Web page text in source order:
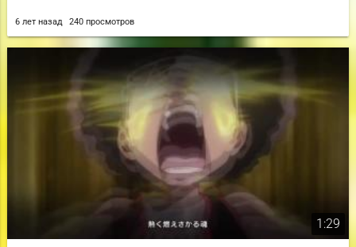
6 лет назад 240 просмотров
1:29